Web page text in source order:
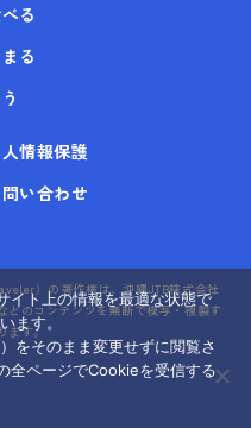
る
る
情報保護
い合わせ
）の著作権は、沖縄JTB株式会社
どのコンテンツを無断で模写・複製す
ます。
イト上の情報を最適な状態で
ます。
をそのまま変更せずに閲覧さ
全ページでCookieを受信する